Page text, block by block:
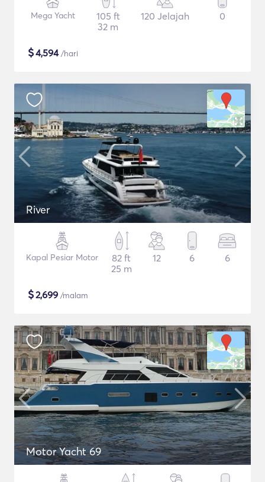
Mega Yacht
105 ft
32 m
120 Jelajah 0
$4,594/hari
River
Kapal Pesiar Motor
82 ft
25 m
12 6 6
$2,699 /malam
Motor Yacht 69